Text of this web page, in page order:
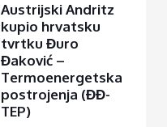
Austrijski Andritz
kupio hrvatsku
tvrtku Đuro
Đaković –
Termoenergetska
postrojenja (ĐĐ-
TEP)